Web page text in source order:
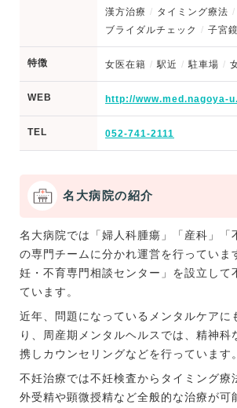
漢方治療
タイミング療法
ブライダルチェック
子宮
特徴 女医在籍 駅近 駐車場
WEB http://www.med.nagoya-
TEL 052-741-2111
名大病院の紹介
名大病院では「婦人科腫瘍」「産科」「
の専門チームに分かれ運営を行っていま
妊・不育専門相談センター」を設立して
ています。
近年、問題になっているメンタルケアに
り、周産期メンタルヘルスでは、精神科
携しカウンセリングなどを行っています。
不妊治療では不妊検査からタイミング療
外受精や顕微授精など全般的な治療が可